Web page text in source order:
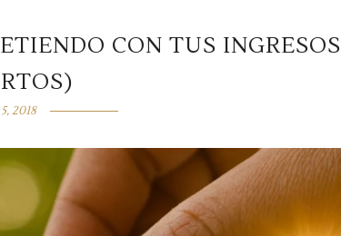
CON TUS INGRESOS
2018